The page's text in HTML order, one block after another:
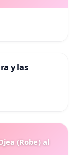
y las
(Robe) al